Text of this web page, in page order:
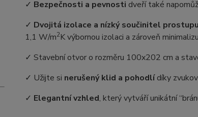
✓ Bezpečnosti a pevnosti dveří také
✓ Dvojitá izolace a nízký součinitel
1,1 W/m2K výbornou izolaci a zároveň
✓ Stavební otvor o rozměru 100x202 cm a
✓ Užijte si nerušený klid a pohodlídíky
✓ Elegantní vzhled, který vytváří unikátní